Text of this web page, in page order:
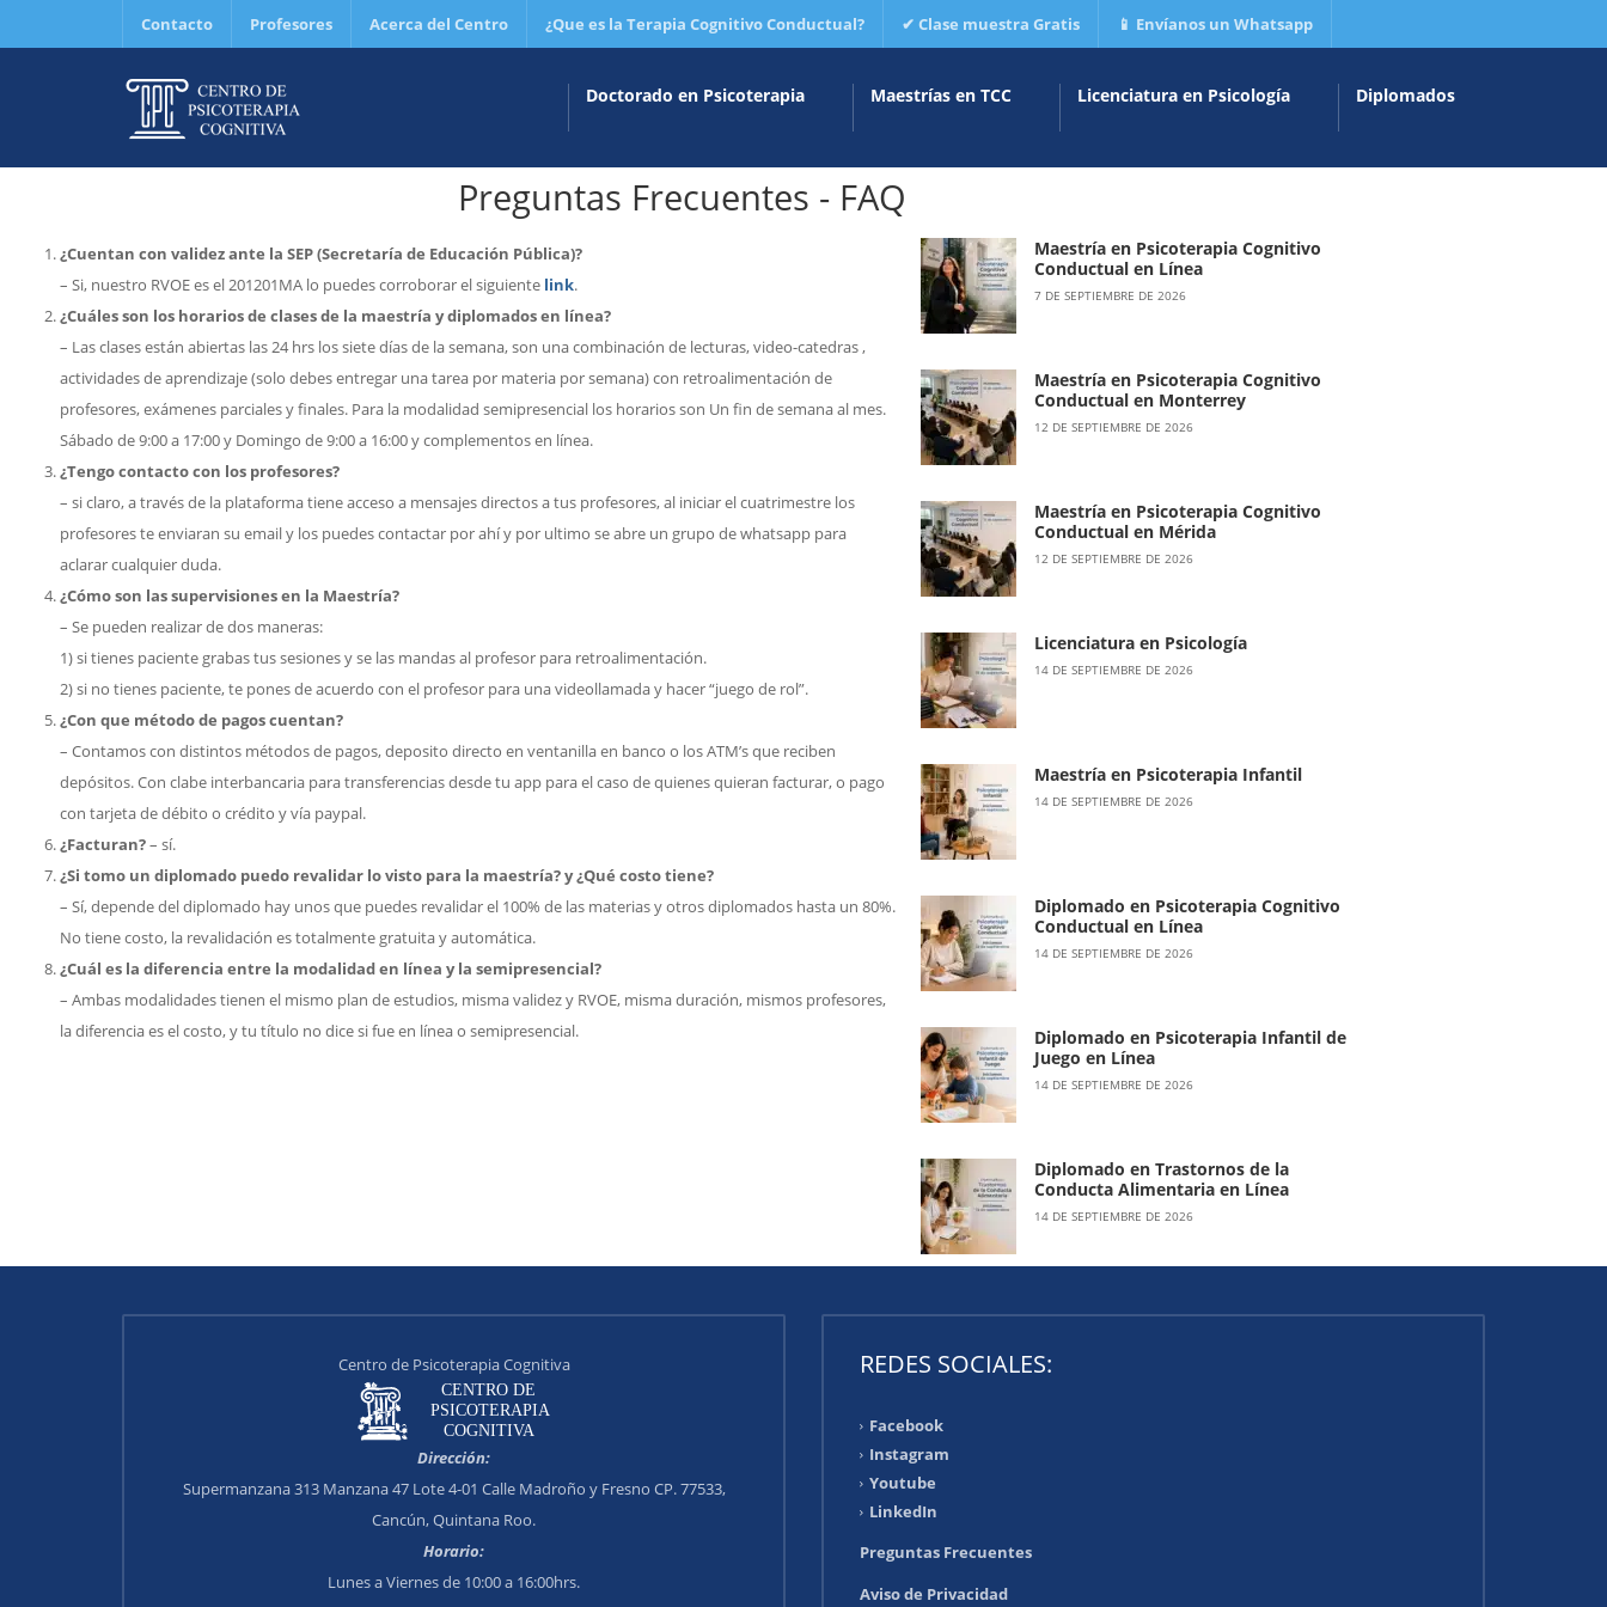
Contacto Profesores Acerca del Centro ¿Que es la Terapia Cognitivo Conductual? ✔ Clase muestra Gratis 📱 Envíanos un Whatsapp
Doctorado en Psicoterapia Maestrías en TCC Licenciatura en Psicología Diplomados
Preguntas Frecuentes - FAQ
¿Cuentan con validez ante la SEP (Secretaría de Educación Pública)?
– Si, nuestro RVOE es el 201201MA lo puedes corroborar el siguiente link.
¿Cuáles son los horarios de clases de la maestría y diplomados en línea?
– Las clases están abiertas las 24 hrs los siete días de la semana, son una combinación de lecturas, video-catedras ,
actividades de aprendizaje (solo debes entregar una tarea por materia por semana) con retroalimentación de
profesores, exámenes parciales y finales. Para la modalidad semipresencial los horarios son Un fin de semana al mes.
Sábado de 9:00 a 17:00 y Domingo de 9:00 a 16:00 y complementos en línea.
¿Tengo contacto con los profesores?
– si claro, a través de la plataforma tiene acceso a mensajes directos a tus profesores, al iniciar el cuatrimestre los
profesores te enviaran su email y los puedes contactar por ahí y por ultimo se abre un grupo de whatsapp para
aclarar cualquier duda.
¿Cómo son las supervisiones en la Maestría?
– Se pueden realizar de dos maneras:
1) si tienes paciente grabas tus sesiones y se las mandas al profesor para retroalimentación.
2) si no tienes paciente, te pones de acuerdo con el profesor para una videollamada y hacer “juego de rol”.
¿Con que método de pagos cuentan?
– Contamos con distintos métodos de pagos, deposito directo en ventanilla en banco o los ATM’s que reciben
depósitos. Con clabe interbancaria para transferencias desde tu app para el caso de quienes quieran facturar, o pago
con tarjeta de débito o crédito y vía paypal.
¿Facturan?– sí.
¿Si tomo un diplomado puedo revalidar lo visto para la maestría? y ¿Qué costo tiene?
– Sí, depende del diplomado hay unos que puedes revalidar el 100% de las materias y otros diplomados hasta un 80%.
No tiene costo, la revalidación es totalmente gratuita y automática.
¿Cuál es la diferencia entre la modalidad en línea y la semipresencial?
– Ambas modalidades tienen el mismo plan de estudios, misma validez y RVOE, misma duración, mismos profesores,
la diferencia es el costo, y tu título no dice si fue en línea o semipresencial.
Maestría en Psicoterapia Cognitivo
Conductual en Línea
7 DE SEPTIEMBRE DE 2026
Maestría en Psicoterapia Cognitivo
Conductual en Monterrey
12 DE SEPTIEMBRE DE 2026
Maestría en Psicoterapia Cognitivo
Conductual en Mérida
12 DE SEPTIEMBRE DE 2026
Licenciatura en Psicología
14 DE SEPTIEMBRE DE 2026
Maestría en Psicoterapia Infantil
14 DE SEPTIEMBRE DE 2026
Diplomado en Psicoterapia Cognitivo
Conductual en Línea
14 DE SEPTIEMBRE DE 2026
Diplomado en Psicoterapia Infantil de
Juego en Línea
14 DE SEPTIEMBRE DE 2026
Diplomado en Trastornos de la
Conducta Alimentaria en Línea
14 DE SEPTIEMBRE DE 2026
Centro de Psicoterapia Cognitiva
Dirección:
Supermanzana 313 Manzana 47 Lote 4-01 Calle Madroño y Fresno CP. 77533,
Cancún, Quintana Roo.
Horario:
Lunes a Viernes de 10:00 a 16:00hrs.
REDES SOCIALES:
Facebook
Instagram
Youtube
LinkedIn
Preguntas Frecuentes
Aviso de Privacidad